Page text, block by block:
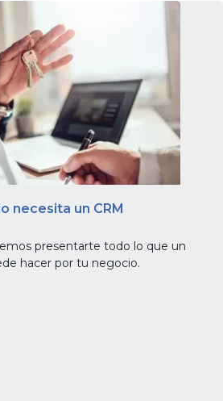
necesita un CRM
presentarte todo lo que un
hacer por tu negocio.